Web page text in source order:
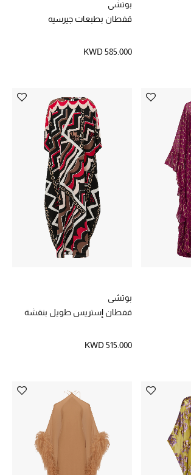
والعناية بالجسم
بوتشي
قفطان بطبعات جيرسيه
KWD 585.000
بوتشي
قفطان إستريس طويل بنقشة
KWD 515.000